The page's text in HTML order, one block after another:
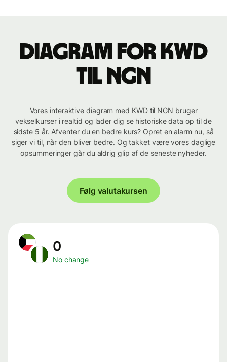
Diagram for KWD
til NGN
Vores interaktive diagram med KWD til NGN bruger
vekselkurser i realtid og lader dig se historiske data op til de
sidste 5 år. Afventer du en bedre kurs? Opret en alarm nu, så
siger vi til, når den bliver bedre. Og takket være vores daglige
opsummeringer går du aldrig glip af de seneste nyheder.
Følg valutakursen
0
No change